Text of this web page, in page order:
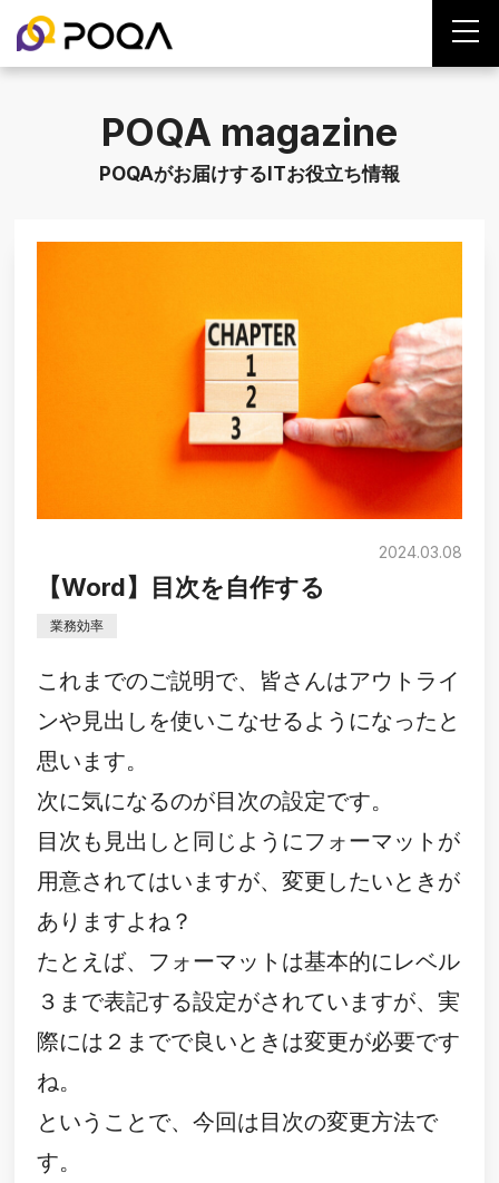
POQA magazine
POQAがお届けするITお役立ち情報
2024.03.08
【Word】目次を自作する
業務効率
これまでのご説明で、皆さんはアウトライ
ンや見出しを使いこなせるようになったと
思います。
次に気になるのが目次の設定です。
目次も見出しと同じようにフォーマットが
用意されてはいますが、変更したいときが
ありますよね？
たとえば、フォーマットは基本的にレベル
３まで表記する設定がされていますが、実
際には２までで良いときは変更が必要です
ね。
ということで、今回は目次の変更方法で
す。